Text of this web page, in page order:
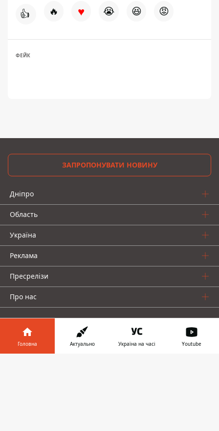
👍 🔥 ♥ 😭 😆 😡
ФЕЙК
ЗАПРОПОНУВАТИ НОВИНУ
Дніпро
Область
Україна
Реклама
Пресрелізи
Про нас
Головна Актуально Україна на часі Youtube